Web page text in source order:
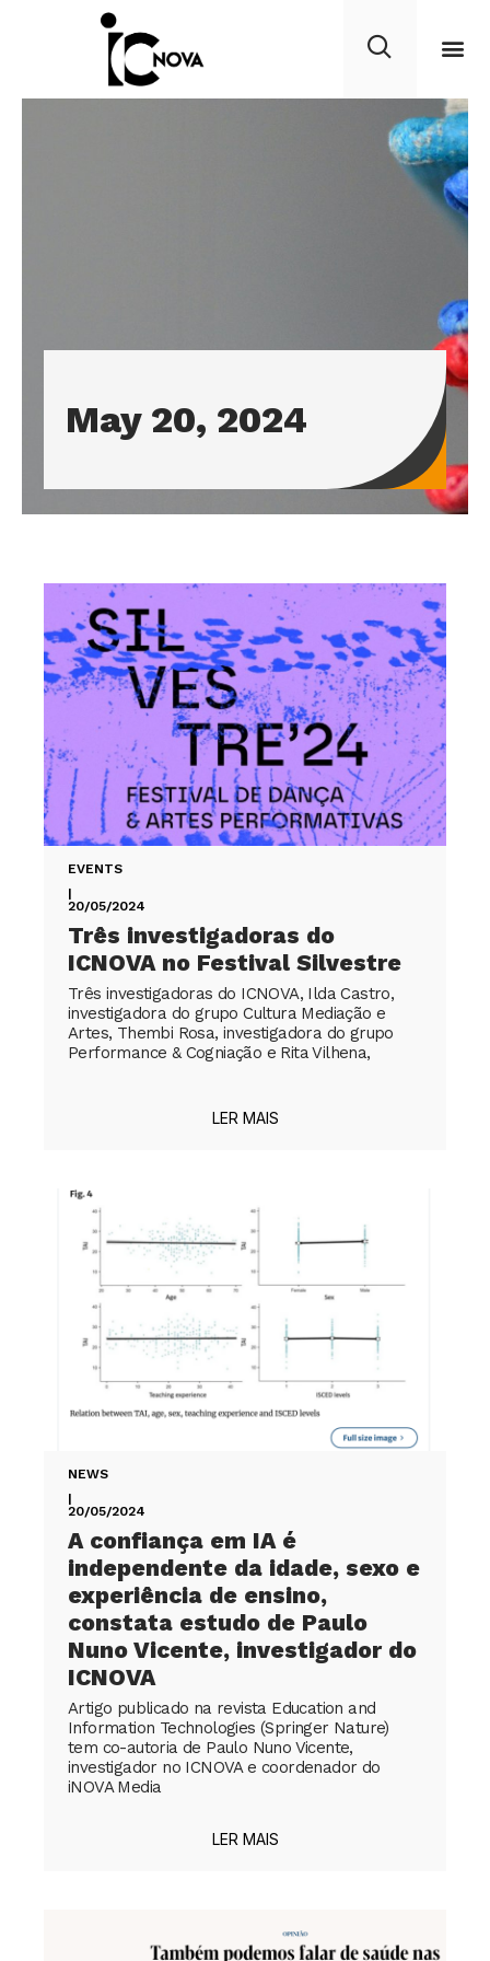
May 20, 2024
EVENTS
|
20/05/2024
Três investigadoras do
ICNOVA no Festival Silvestre
Três investigadoras do ICNOVA, Ilda Castro,
investigadora do grupo Cultura Mediação e
Artes, Thembi Rosa, investigadora do grupo
Performance & Cogniação e Rita Vilhena,
LER MAIS
NEWS
|
20/05/2024
A confiança em IA é
independente da idade, sexo e
experiência de ensino,
constata estudo de Paulo
Nuno Vicente, investigador do
ICNOVA
Artigo publicado na revista Education and
Information Technologies (Springer Nature)
tem co-autoria de Paulo Nuno Vicente,
investigador no ICNOVA e coordenador do
iNOVA Media
LER MAIS